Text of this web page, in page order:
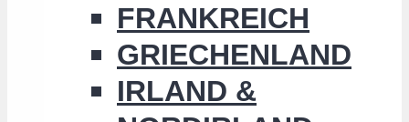
FRANKREICH
GRIECHENLAND
IRLAND &